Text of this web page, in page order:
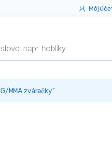
Môj
MMA zváračky”